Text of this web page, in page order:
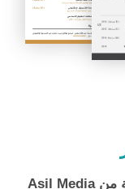
هذه قائمة من عروض الأسعار المقدمة من Asil Media